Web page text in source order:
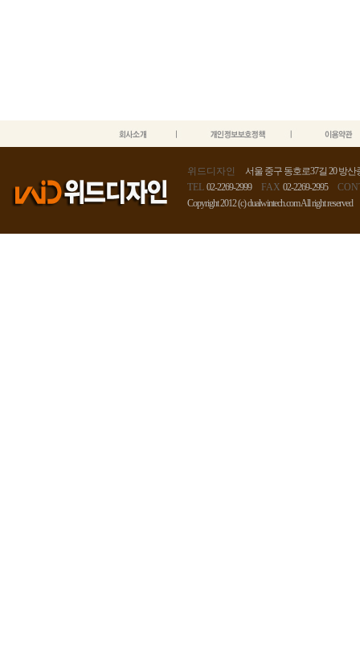
위드디자인
서울 중구 동호로37길 20 방산
TEL 02-2269-2999 FAX 02-2269-2995
Copyright 2012 (c) dualwintech.com All right reserved